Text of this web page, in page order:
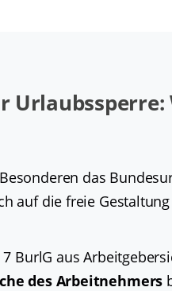
Urlaubssperre:
das
auf die freie
BurlG aus
des Arbeitnehmers